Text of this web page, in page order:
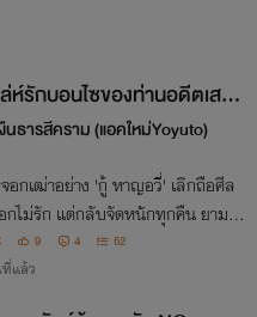
ล่ห์รักบอนไซของท่านอดีตเสนา
นธารสีคราม (แอคใหม่Yoyuto)
จอกเฒ่าอย่าง 'กู้ หาญอวี่' เลิกถือศีล
กไม่รัก แต่กลับจัดหนักทุกคืน ยามปี
หญ้าอ่อนอย่าง 'เสิ่น เจียวเจียว' จึงถู
ลั่งรักเคี่ยวกรำ จนตัวอ่อนระทวย
9 4 52
แล้ว